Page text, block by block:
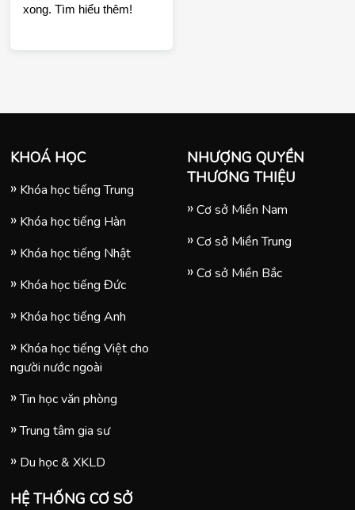
xong. Tìm hiểu thêm!
KHOÁ HỌC
Khóa học tiếng Trung
Khóa học tiếng Hàn
Khóa học tiếng Nhật
Khóa học tiếng Đức
Khóa học tiếng Anh
Khóa học tiếng Việt cho
người nước ngoài
Tin học văn phòng
Trung tâm gia sư
Du học & XKLD
NHƯỢNG QUYỀN
THƯƠNG THIỆU
Cơ sở Miền Nam
Cơ sở Miền Trung
Cơ sở Miền Bắc
HỆ THỐNG CƠ SỞ